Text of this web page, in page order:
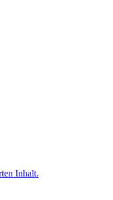
Inhalt.